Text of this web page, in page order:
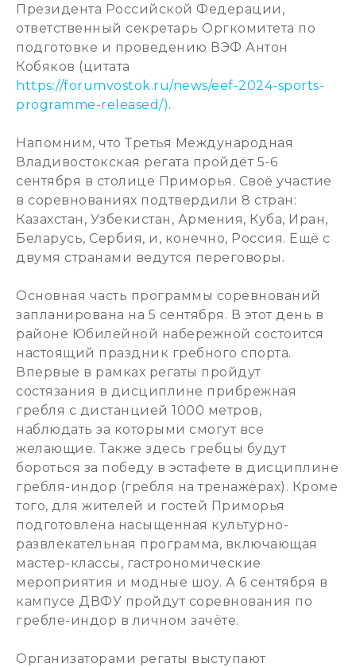
Президента Российской Федерации,
ответственный секретарь Оргкомитета по
подготовке и проведению ВЭФ Антон
Кобяков (цитата
https://forumvostok.ru/news/eef-2024-sports-
programme-released/).
Напомним, что Третья Международная
Владивостокская регата пройдёт 5-6
сентября в столице Приморья. Своё участие
в соревнованиях подтвердили 8 стран:
Казахстан, Узбекистан, Армения, Куба, Иран,
Беларусь, Сербия, и, конечно, Россия. Ещё с
двумя странами ведутся переговоры.
Основная часть программы соревнований
запланирована на 5 сентября. В этот день в
районе Юбилейной набережной состоится
настоящий праздник гребного спорта.
Впервые в рамках регаты пройдут
состязания в дисциплине прибрежная
гребля с дистанцией 1000 метров,
наблюдать за которыми смогут все
желающие. Также здесь гребцы будут
бороться за победу в эстафете в дисциплине
гребля-индор (гребля на тренажёрах). Кроме
того, для жителей и гостей Приморья
подготовлена насыщенная культурно-
развлекательная программа, включающая
мастер-классы, гастрономические
мероприятия и модные шоу. А 6 сентября в
кампусе ДВФУ пройдут соревнования по
гребле-индор в личном зачёте.
Организаторами регаты выступают